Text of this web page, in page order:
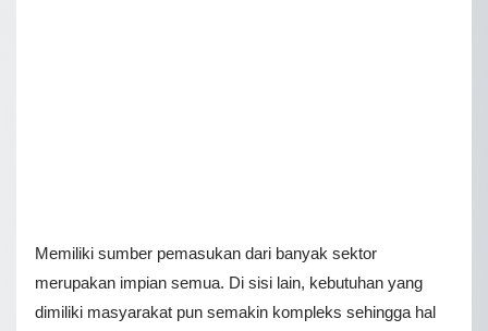
Memiliki sumber pemasukan dari banyak sektor
merupakan impian semua. Di sisi lain, kebutuhan yang
dimiliki masyarakat pun semakin kompleks sehingga hal